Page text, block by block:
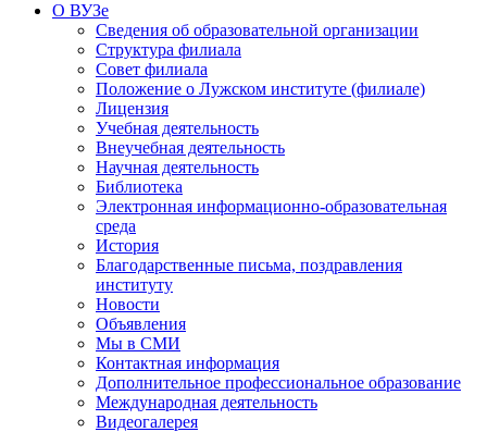
О ВУЗе
Сведения об образовательной организации
Структура филиала
Совет филиала
Положение о Лужском институте (филиале)
Лицензия
Учебная деятельность
Внеучебная деятельность
Научная деятельность
Библиотека
Электронная информационно-образовательная
среда
История
Благодарственные письма, поздравления
институту
Новости
Объявления
Мы в СМИ
Контактная информация
Дополнительное профессиональное образование
Международная деятельность
Видеогалерея